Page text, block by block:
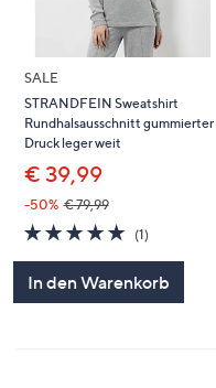
SALE
STRANDFEIN Sweatshirt
Rundhalsausschnitt gummierter
Druck leger weit
€ 39,99
-50% € 79,99
5.0
von
(1)1
In den Warenkorb